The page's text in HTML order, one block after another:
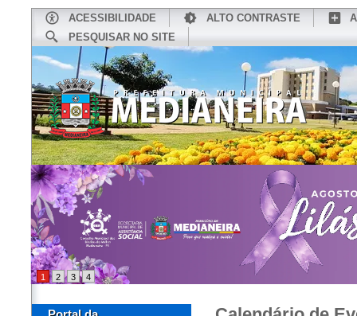
ACESSIBILIDADE ALTO CONTRASTE
PESQUISAR NO SITE
CONHEÇA MEDIANEIRA
1 2 3 4